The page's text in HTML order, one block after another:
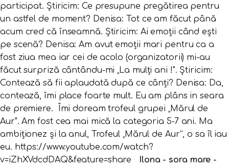
participat. Știricim: Ce presupune pregătirea pentru
un astfel de moment? Denisa: Tot ce am făcut până
acum cred că înseamnă. Știricim: Ai emoții când ești
pe scenă? Denisa: Am avut emoții mari pentru ca a
fost ziua mea iar cei de acolo (organizatorii) mi-au
făcut surpriză cântându-mi „La mulți ani !". Știricim:
Contează să fii aplaudată după ce cânți? Denisa: Da,
contează, îmi place foarte mult. Eu am plâns in seara
de premiere. Îmi doream trofeul grupei „Mărul de
Aur". Am fost cea mai mică la categoria 5-7 ani. Ma
ambiționez și la anul, Trofeul „Mărul de Aur“, o sa îl iau
eu. https://www.youtube.com/watch?
v=iZhXVdcdDAQ&feature=share
Ilona - sora mare -